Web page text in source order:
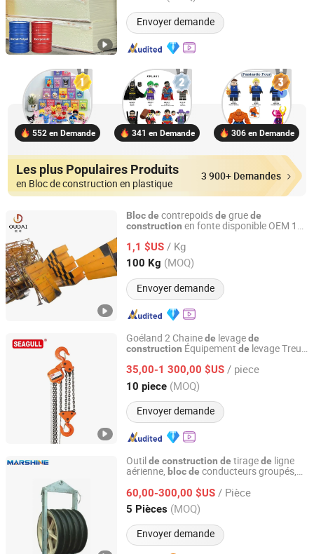
Envoyer demande
552 en Demande 341 en Demande 306 en Demande
Les plus Populaires Produits
en Bloc de construction en plastique
3 900+ Demandes
Blocde contrepoidsde gruede
construction en fonte disponible OEM 10t
1,1 $US / Kg
100 Kg (MOQ)
Envoyer demande
Xuancheng Oudai Metal Products Co., Ltd.
Anhui, China Depuis 2025
Goéland 2 Chainede levagede
construction Équipement de levage Treuil
35,00-1 300,00 $US / piece
10 piece (MOQ)
Envoyer demande
Changshu Seagull Crane&Hoist Machinery Co., Ltd.
Jiangsu, China Depuis 2025
Outilde construction de tiragede ligne
aérienne, blocde conducteurs groupés,
60,00-300,00 $US / Pièce
5 Pièces (MOQ)
Envoyer demande
Ningbo Marshine Power Technology Co., Ltd.
Zhejiang, China Depuis 2022